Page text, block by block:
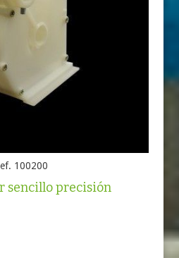
100200
sencillo precisión